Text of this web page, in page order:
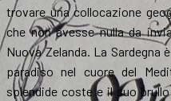
trovare una collocazione
che non avesse nulla da
Nuova Zelanda. La
paradiso nel cuore del
splendide coste e il suo